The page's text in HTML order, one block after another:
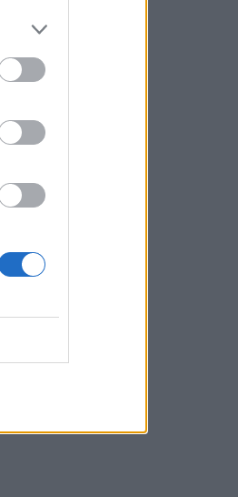
ΝΤΥΝΑΝ»